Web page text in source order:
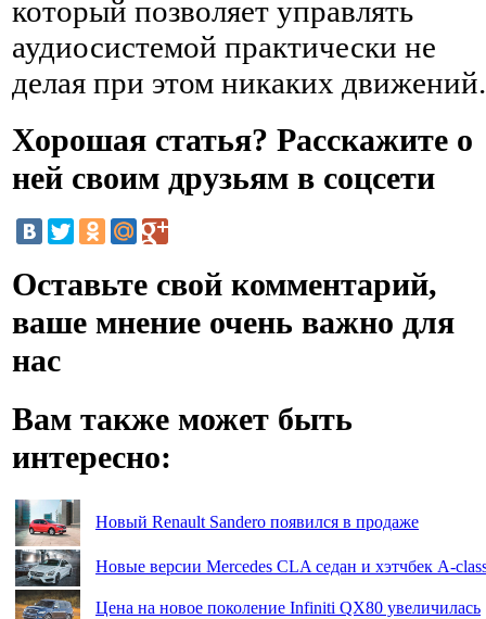
который позволяет управлять
аудиосистемой практически не
делая при этом никаких движений.
Хорошая статья? Расскажите о
ней своим друзьям в соцсети
Оставьте свой комментарий,
ваше мнение очень важно для
нас
Вам также может быть
интересно:
Новый Renault Sandero появился в продаже
Новые версии Mercedes CLA седан и хэтчбек A-
Цена на новое поколение Infiniti QX80 увеличилась